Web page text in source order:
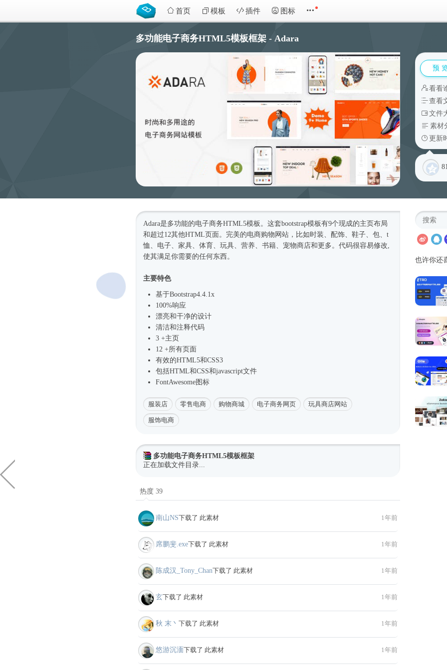
首页 模板 插件 图标
多功能电子商务HTML5模板框架 - Adara
预
看看
查看
文件
素材
更新
Adara是多功能的电子商务HTML5模板 。这套bootstrap模板有9个现成的主页布局
和超过12其他HTML页面。完美的电商购物网站，比如时装、配饰、鞋子、包、t
恤、电子、家具、体育、玩具、营养、书籍、宠物商店和更多。代码很容易修改,
使其满足你需要的任何东西。
主要特色
基于Bootstrap4.4.1x
100%响应
漂亮和干净的设计
清洁和注释代码
3 +主页
12 +所有页面
有效的HTML5和CSS3
包括HTML和CSS和javascript文件
FontAwesome图标
服装店 零售电商 购物商城 电子商务网页 玩具商店网站
服饰电商
多功能电子商务HTML5模板框架
正在加载文件目录...
热度 39
南山NS下载了 此素材 1年前
席鹏斐.exe下载了 此素材 1年前
陈成汉_Tony_Chan下载了 此素材 1年前
玄下载了 此素材 1年前
秋 末丶 下载了 此素材 1年前
悠游沉湎下载了 此素材 1年前
也许你还